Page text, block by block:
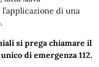
di una
si prega chiamare il
di emergenza 112.